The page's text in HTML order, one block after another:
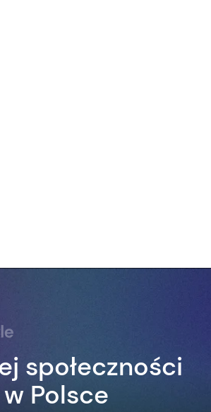
społeczności
Polsce